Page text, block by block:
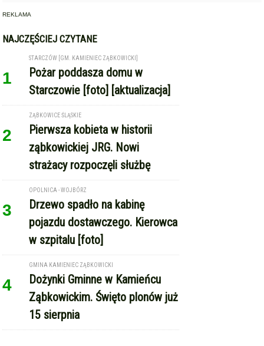
REKLAMA
NAJCZĘŚCIEJ CZYTANE
1
STARCZÓW [GM. KAMIENIEC ZĄBKOWICKI]
Pożar poddasza domu w
Starczowie [foto] [aktualizacja]
2
ZĄBKOWICE ŚLĄSKIE
Pierwsza kobieta w historii
ząbkowickiej JRG. Nowi
strażacy rozpoczęli służbę
3
OPOLNICA - WOJBÓRZ
Drzewo spadło na kabinę
pojazdu dostawczego. Kierowca
w szpitalu [foto]
4
GMINA KAMIENIEC ZĄBKOWICKI
Dożynki Gminne w Kamieńcu
Ząbkowickim. Święto plonów już
15 sierpnia